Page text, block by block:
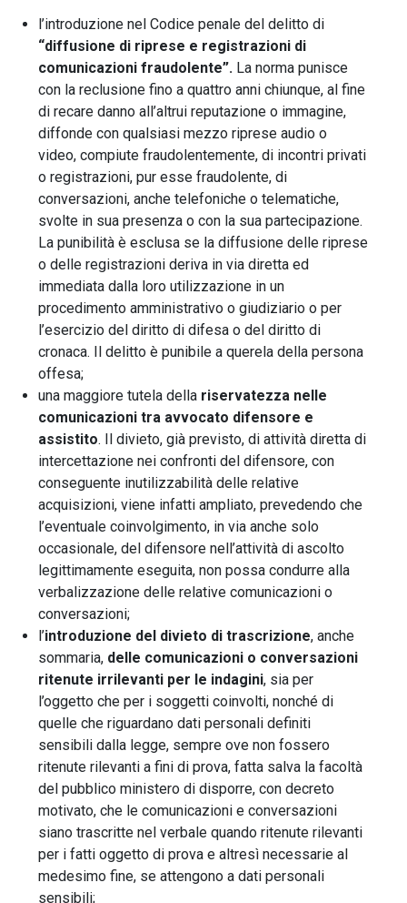
l’introduzione nel Codice penale del delitto di
“diffusione di riprese e registrazioni di
comunicazioni fraudolente”. La norma punisce
con la reclusione fino a quattro anni chiunque, al fine
di recare danno all’altrui reputazione o immagine,
diffonde con qualsiasi mezzo riprese audio o
video, compiute fraudolentemente, di incontri privati
o registrazioni, pur esse fraudolente, di
conversazioni, anche telefoniche o telematiche,
svolte in sua presenza o con la sua partecipazione.
La punibilità è esclusa se la diffusione delle riprese
o delle registrazioni deriva in via diretta ed
immediata dalla loro utilizzazione in un
procedimento amministrativo o giudiziario o per
l’esercizio del diritto di difesa o del diritto di
cronaca. Il delitto è punibile a querela della persona
offesa;
una maggiore tutela della riservatezza nelle
comunicazioni tra avvocato difensore e
assistito. Il divieto, già previsto, di attività diretta di
intercettazione nei confronti del difensore, con
conseguente inutilizzabilità delle relative
acquisizioni, viene infatti ampliato, prevedendo che
l’eventuale coinvolgimento, in via anche solo
occasionale, del difensore nell’attività di ascolto
legittimamente eseguita, non possa condurre alla
verbalizzazione delle relative comunicazioni o
conversazioni;
l’introduzione del divieto di trascrizione, anche
sommaria, delle comunicazioni o conversazioni
ritenute irrilevanti per le indagini, sia per
l’oggetto che per i soggetti coinvolti, nonché di
quelle che riguardano dati personali definiti
sensibili dalla legge, sempre ove non fossero
ritenute rilevanti a fini di prova, fatta salva la facoltà
del pubblico ministero di disporre, con decreto
motivato, che le comunicazioni e conversazioni
siano trascritte nel verbale quando ritenute rilevanti
per i fatti oggetto di prova e altresì necessarie al
medesimo fine, se attengono a dati personali
sensibili;